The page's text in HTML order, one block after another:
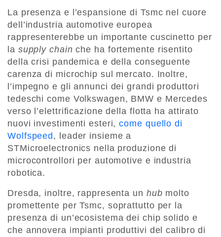
La presenza e l’espansione di Tsmc nel cuore
dell’industria automotive europea
rappresenterebbe un importante cuscinetto per
la supply chain che ha fortemente risentito
della crisi pandemica e della conseguente
carenza di microchip sul mercato. Inoltre,
l’impegno e gli annunci dei grandi produttori
tedeschi come Volkswagen, BMW e Mercedes
verso l’elettrificazione della flotta ha attirato
nuovi investimenti esteri,come quello di
Wolfspeed , leader insieme a
STMicroelectronics nella produzione di
microcontrollori per automotive e industria
robotica.
Dresda, inoltre, rappresenta un hub molto
promettente per Tsmc, soprattutto per la
presenza di un’ecosistema dei chip solido e
che annovera impianti produttivi del calibro di